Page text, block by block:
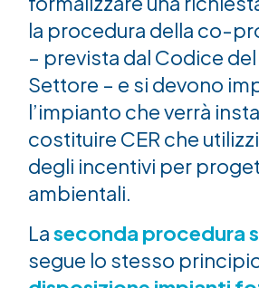
la procedura della co-
– prevista dal Codice del
Settore – e si devono
l’impianto che verrà
costituire CER che
degli incentivi per
ambientali.
Laseconda procedura
segue lo stesso